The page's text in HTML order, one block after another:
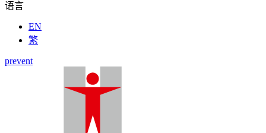
语言
EN
繁
prevent